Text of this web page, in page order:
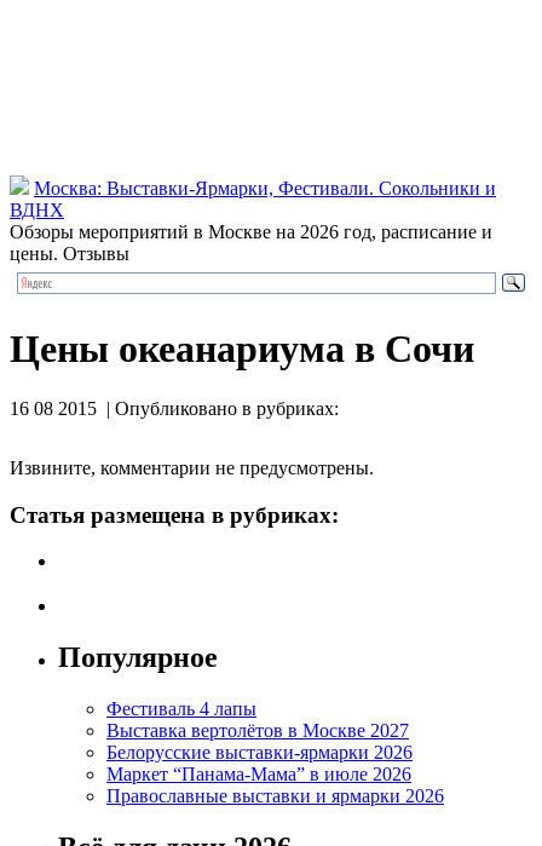
Москва: Выставки-Ярмарки, Фестивали. Сокольники и
ВДНХ
Обзоры мероприятий в Москве на 2026 год, расписание и
цены. Отзывы
Цены океанариума в Сочи
16 08 2015 | Опубликовано в рубриках:
Извините, комментарии не предусмотрены.
Статья размещена в рубриках:
Популярное
Фестиваль 4 лапы
Выставка вертолётов в Москве 2027
Белорусские выставки-ярмарки 2026
Маркет “Панама-Мама” в июле 2026
Православные выставки и ярмарки 2026